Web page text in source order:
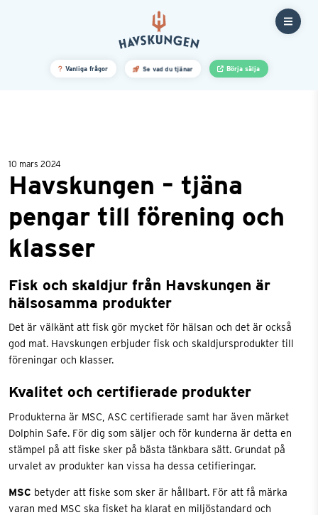
10 mars 2024
Havskungen – tjäna
pengar till förening och
klasser
Fisk och skaldjur från Havskungen är
hälsosamma produkter
Det är välkänt att fisk gör mycket för hälsan och det är också
god mat. Havskungen erbjuder fisk och skaldjursprodukter till
föreningar och klasser.
Kvalitet och certifierade produkter
Produkterna är MSC, ASC certifierade samt har även märket
Dolphin Safe. För dig som säljer och för kunderna är detta en
stämpel på att fiske sker på bästa tänkbara sätt. Grundat på
urvalet av produkter kan vissa ha dessa cetifieringar.
MSC betyder att fiske som sker är hållbart. För att få märka
varan med MSC ska fisket ha klarat en miljöstandard och